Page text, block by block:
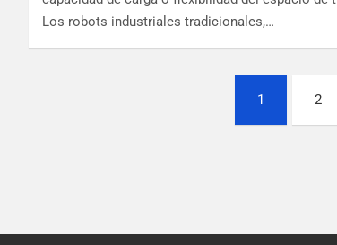
Los robots industriales tradicionales,…
1 2